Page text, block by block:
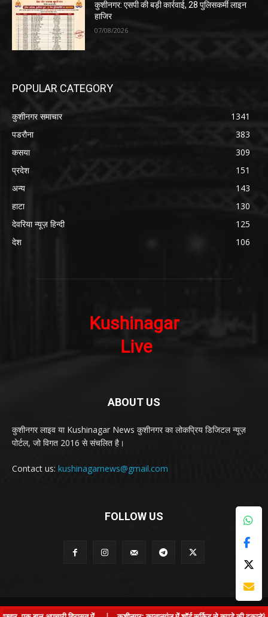
कुशीनगर: एसपी की बड़ी कार्रवाई, 28 पुलिसकर्मी लाइन
हाजिर
07/08/2026
POPULAR CATEGORY
कुशीनगर समाचार
1341
पडरौना
383
कसया
309
प्रदेश
151
अन्य
143
हाटा
130
देवरिया न्यूज़ हिन्दी
125
देश
106
ABOUT US
कुशीनगर लाइव या Kushinagar News कुशीनगर का लोकप्रिय डिजिटल न्यूज़
पोर्टल, जो विगत 2016 से संचलित है।
Contact us: kushinagarnews@gmail.com
FOLLOW US
© Kushinagar Live - 2022